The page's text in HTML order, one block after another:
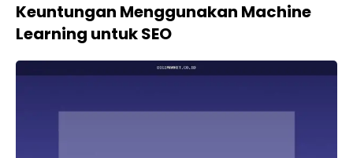
Keuntungan Menggunakan Machine
Learning untuk SEO